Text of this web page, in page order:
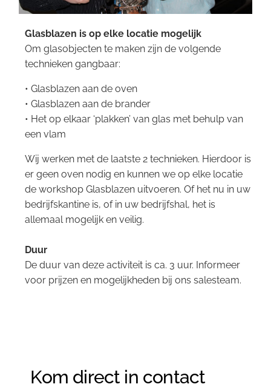
Glasblazen is op elke locatie mogelijk
Om glasobjecten te maken zijn de volgende
technieken gangbaar:
• Glasblazen aan de oven
• Glasblazen aan de brander
• Het op elkaar ‘plakken’ van glas met behulp van
een vlam
Wij werken met de laatste 2 technieken. Hierdoor is
er geen oven nodig en kunnen we op elke locatie
de workshop Glasblazen uitvoeren. Of het nu in uw
bedrijfskantine is, of in uw bedrijfshal, het is
allemaal mogelijk en veilig.
Duur
De duur van deze activiteit is ca. 3 uur. Informeer
voor prijzen en mogelijkheden bij ons salesteam.
Kom direct in contact